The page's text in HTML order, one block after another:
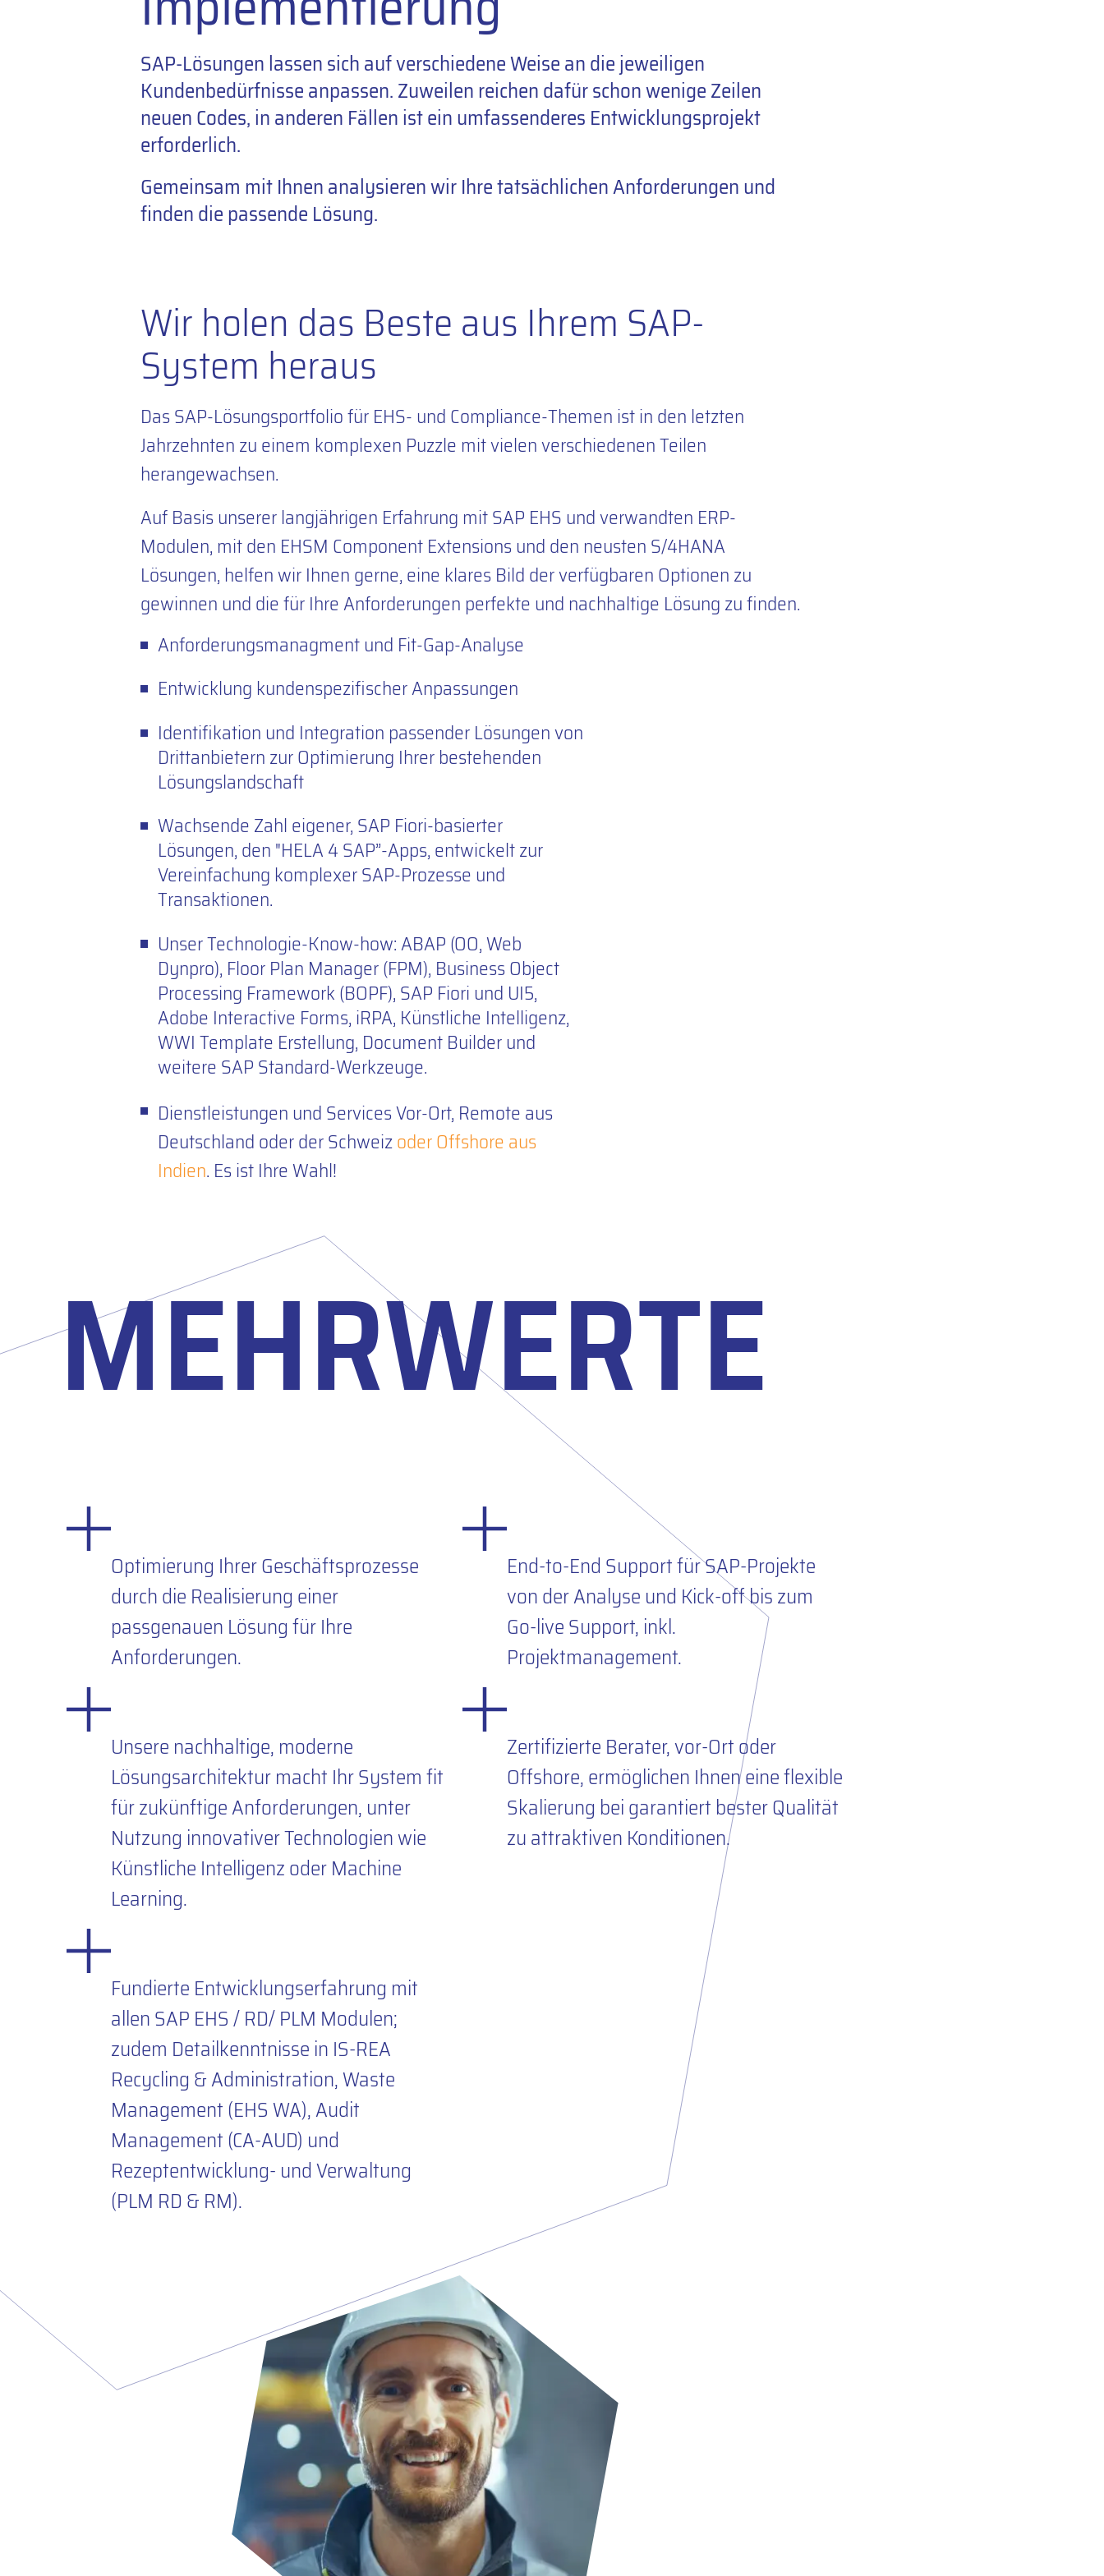
SAP-Lösungen lassen sich auf verschiedene Weise an die jeweiligen
Kundenbedürfnisse anpassen. Zuweilen reichen dafür schon wenige Zeilen
neuen Codes, in anderen Fällen ist ein umfassenderes Entwicklungsprojekt
erforderlich.
Gemeinsam mit Ihnen analysieren wir Ihre tatsächlichen Anforderungen und
finden die passende Lösung.
Wir holen das Beste aus Ihrem SAP-
System heraus
Das SAP-Lösungsportfolio für EHS- und Compliance-Themen ist in den letzten
Jahrzehnten zu einem komplexen Puzzle mit vielen verschiedenen Teilen
herangewachsen.
Auf Basis unserer langjährigen Erfahrung mit SAP EHS und verwandten ERP-
Modulen, mit den EHSM Component Extensions und den neusten S/4HANA
Lösungen, helfen wir Ihnen gerne, eine klares Bild der verfügbaren Optionen zu
gewinnen und die für Ihre Anforderungen perfekte und nachhaltige Lösung zu finden.
Anforderungsmanagment und Fit-Gap-Analyse
Entwicklung kundenspezifischer Anpassungen
Identifikation und Integration passender Lösungen von
Drittanbietern zur Optimierung Ihrer bestehenden
Lösungslandschaft
Wachsende Zahl eigener, SAP Fiori-basierter
Lösungen, den "HELA 4 SAP”-Apps, entwickelt zur
Vereinfachung komplexer SAP-Prozesse und
Transaktionen.
Unser Technologie-Know-how: ABAP (OO, Web
Dynpro), Floor Plan Manager (FPM), Business Object
Processing Framework (BOPF), SAP Fiori und UI5,
Adobe Interactive Forms, iRPA, Künstliche Intelligenz,
WWI Template Erstellung, Document Builder und
weitere SAP Standard-Werkzeuge.
Dienstleistungen und Services Vor-Ort, Remote aus
Deutschland oder der Schweizoder Offshore aus
Indien. Es ist Ihre Wahl!
MEHRWERTE
Optimierung Ihrer Geschäftsprozesse
durch die Realisierung einer
passgenauen Lösung für Ihre
Anforderungen.
Unsere nachhaltige, moderne
Lösungsarchitektur macht Ihr System fit
für zukünftige Anforderungen, unter
Nutzung innovativer Technologien wie
Künstliche Intelligenz oder Machine
Learning.
Fundierte Entwicklungserfahrung mit
allen SAP EHS / RD/ PLM Modulen;
zudem Detailkenntnisse in IS-REA
Recycling & Administration, Waste
Management (EHS WA), Audit
Management (CA-AUD) und
Rezeptentwicklung- und Verwaltung
(PLM RD & RM).
End-to-End Support für SAP-Projekte
von der Analyse und Kick-off bis zum
Go-live Support, inkl.
Projektmanagement.
Zertifizierte Berater, vor-Ort oder
Offshore, ermöglichen Ihnen eine flexible
Skalierung bei garantiert bester Qualität
zu attraktiven Konditionen.